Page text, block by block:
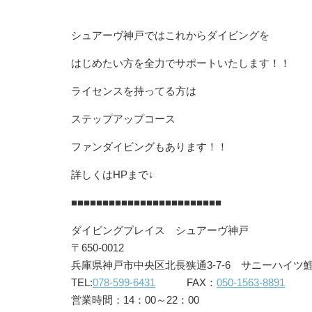
シュアーヴ神戸ではこれからダイビングを
はじめたい方を全力でサポートいたします！！
ライセンスを持ってる方は
ステップアップコース
ファンダイビングもあります！！
詳しくはHPまで↓
■■■■■■■■■■■■■■■■■■■■■■■■
ダイビングプレイス シュアーヴ神戸
〒650-0012
兵庫県神戸市中央区北長狭通3-7-6 サニーハイツ
TEL:078-599-6431 FAX： 050-1563-8891
営業時間：14：00～22：00